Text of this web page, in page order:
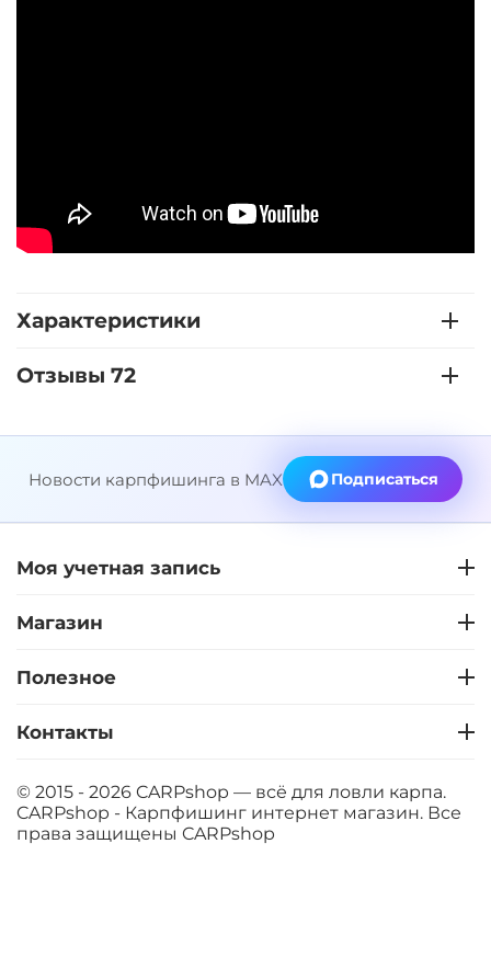
Характеристики
Отзывы 72
Новости карпфишинга в MAX Подписаться
Моя учетная запись
Магазин
Полезное
Контакты
© 2015 - 2026 CARPshop — всё для ловли карпа.
CARPshop - Карпфишинг интернет магазин. Все
права защищены CARPshop